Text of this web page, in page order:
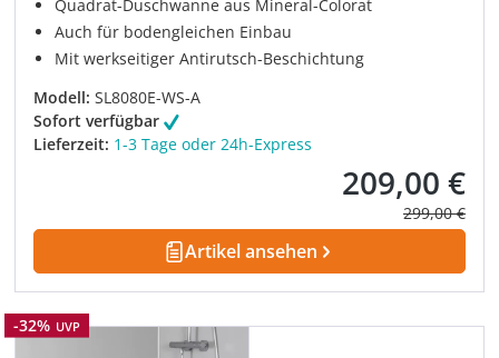
Quadrat-Duschwanne aus Mineral-Colorat
Auch für bodengleichen Einbau
Mit werkseitiger Antirutsch-Beschichtung
Modell: SL8080E-WS-A
Sofort verfügbar
Lieferzeit: 1-3 Tage oder 24h-Express
Verkaufspreis:
209,00 €
Regulärer
299,00 €
Artikel ansehen
Rabatt
-32% UVP